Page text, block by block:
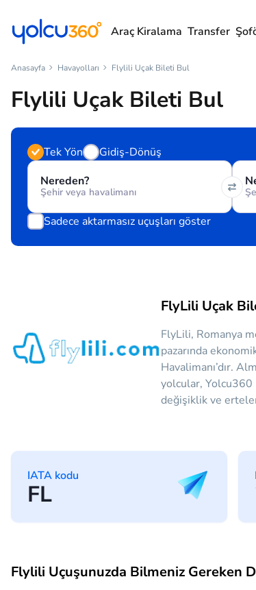
Araç Kiralama Transfer
Anasayfa Havayolları Flylili Uçak Bileti Bul
Flylili Uçak Bileti Bul
Tek Yön
Gidiş-Dönüş
Nereden?
Sadece aktarmasız uçuşları göster
FlyLili Uçak
FlyLili, Romanya
pazarında
Havalimanı’dır.
yolcular, Yolcu360
değişiklik ve
IATA kodu
FL
Flylili Uçuşunuzda Bilmeniz Gereken